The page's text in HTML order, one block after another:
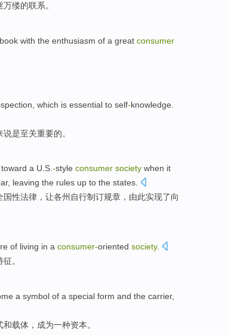
万缕的联系。
with the enthusiasm of a great consumer
which is essential to self-knowledge
说是至关重要的。
a U.S.-style consumer society when it
, leaving the rules up to the states.
国性法律 ，让各州自行制订规章 ， 由此实现了向
of living in a consumer-oriented society.
征。
a symbol of a special form and the carrier,
和载体 ， 成为一种资本。